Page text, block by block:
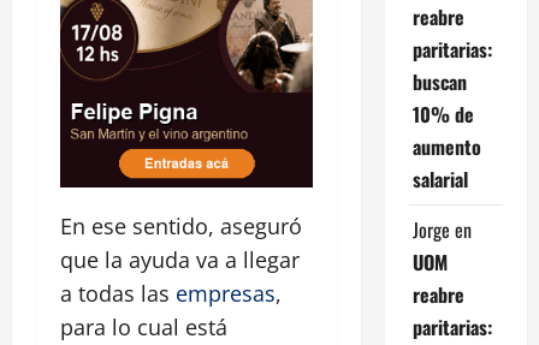
En ese sentido, aseguró
que la ayuda va a llegar
a todas las empresas,
para lo cual está
reabre
paritarias:
buscan
10% de
aumento
salarial
Jorge en
UOM
reabre
paritarias: